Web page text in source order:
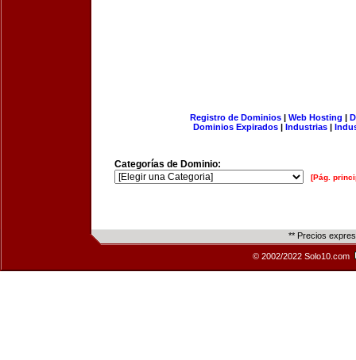
Registro de Dominios| Web Hosting |
Dominios Expirados | Industrias |
Categorías de Dominio:
[Pág.
** Precios
© 2002/2022 Solo10.com